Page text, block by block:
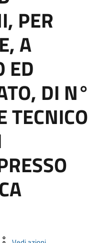
PER
A
ED
DI N°
TECNICO